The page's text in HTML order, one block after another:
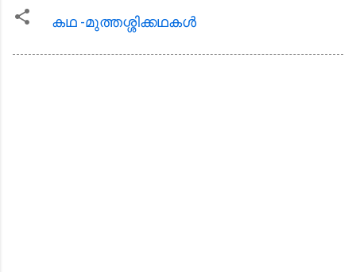
കഥ -മുത്തശ്ശിക്കഥകള്‍